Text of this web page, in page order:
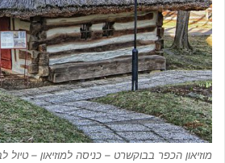
מוזיאון הכפר בבוקשרט – כניסה למוזיאון –